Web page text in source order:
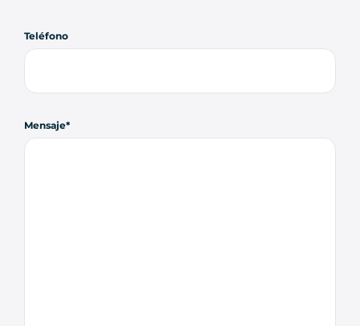
Teléfono
Mensaje